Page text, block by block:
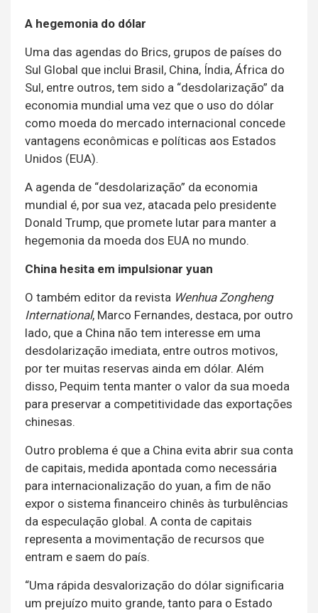
A hegemonia do dólar
Uma das agendas do Brics, grupos de países do
Sul Global que inclui Brasil, China, Índia, África do
Sul, entre outros, tem sido a “desdolarização” da
economia mundial uma vez que o uso do dólar
como moeda do mercado internacional concede
vantagens econômicas e políticas aos Estados
Unidos (EUA).
A agenda de “desdolarização” da economia
mundial é, por sua vez, atacada pelo presidente
Donald Trump, que promete lutar para manter a
hegemonia da moeda dos EUA no mundo.
China hesita em impulsionar yuan
O também editor da revista Wenhua Zongheng
International, Marco Fernandes, destaca, por outro
lado, que a China não tem interesse em uma
desdolarização imediata, entre outros motivos,
por ter muitas reservas ainda em dólar. Além
disso, Pequim tenta manter o valor da sua moeda
para preservar a competitividade das exportações
chinesas.
Outro problema é que a China evita abrir sua conta
de capitais, medida apontada como necessária
para internacionalização do yuan, a fim de não
expor o sistema financeiro chinês às turbulências
da especulação global. A conta de capitais
representa a movimentação de recursos que
entram e saem do país.
“Uma rápida desvalorização do dólar significaria
um prejuízo muito grande, tanto para o Estado